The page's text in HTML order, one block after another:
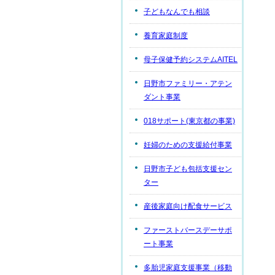
子どもなんでも相談
養育家庭制度
母子保健予約システムAITEL
日野市ファミリー・アテン
ダント事業
018サポート(東京都の事業)
妊婦のための支援給付事業
日野市子ども包括支援セン
ター
産後家庭向け配食サービス
ファーストバースデーサポ
ート事業
多胎児家庭支援事業（移動